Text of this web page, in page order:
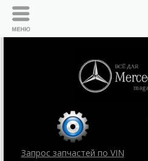
Запрос запчастей по VIN